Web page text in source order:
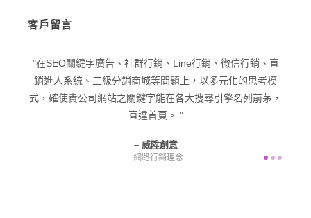
客戶留言
鍵字廣告、社群行銷、Line行銷、微信行銷、直
、三級分銷商城等問題上，以多元化的思考模
公司網站之關鍵字能在各大搜尋引擎名列前茅，
在品牌優化與品牌
潛在客戶為目標，擴